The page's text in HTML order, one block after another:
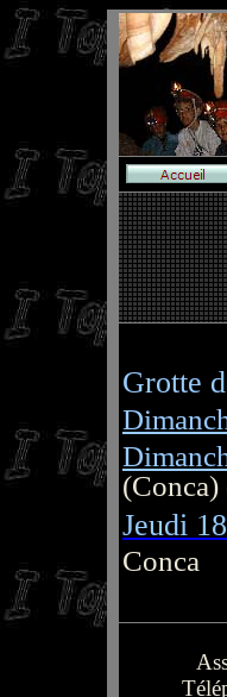
Grotte
(Conca)
Jeudi
Conca